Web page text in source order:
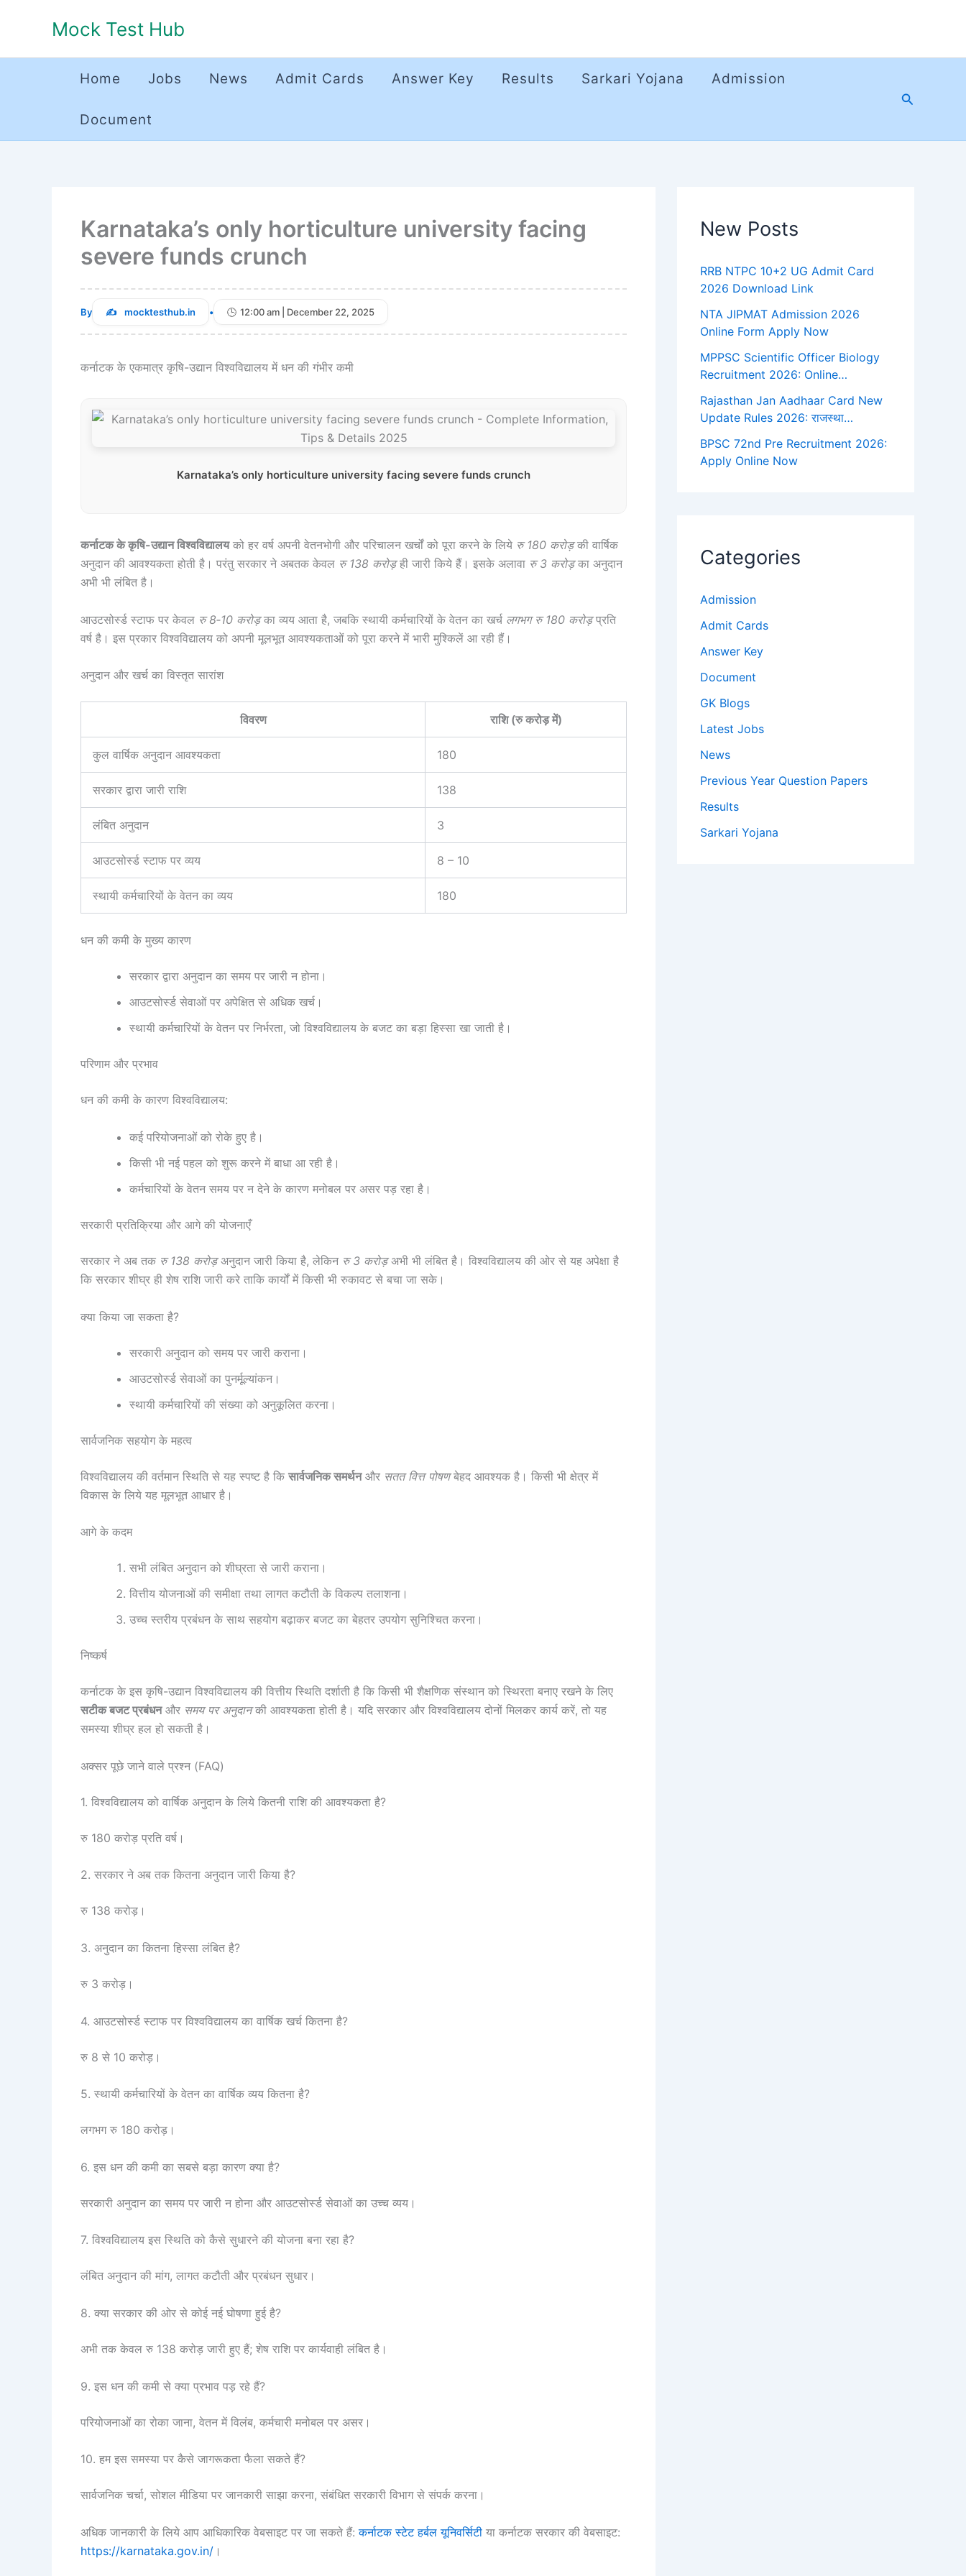
Mock Test Hub
Home Jobs News Admit Cards Answer Key Results Sarkari Yojana Admission
Document
Search
Karnataka’s only horticulture university facing
severe funds crunch
By mocktesthub.in • 12:00 am | December 22, 2025
कर्नाटक के एकमात्र कृषि-उद्यान विश्वविद्यालय में धन की गंभीर कमी
Karnataka’s only horticulture university facing severe funds crunch
कर्नाटक के कृषि-उद्यान विश्वविद्यालयको हर वर्ष अपनी वेतनभोगी और परिचालन खर्चों को पूरा करने के लिये रु 180 करोड़की वार्षिक
अनुदान की आवश्यकता होती है। परंतु सरकार ने अबतक केवल रु 138 करोड़ही जारी किये हैं। इसके अलावा रु 3 करोड़का अनुदान
अभी भी लंबित है।
आउटसोर्स्ड स्टाफ पर केवल रु 8‑10 करोड़का व्यय आता है, जबकि स्थायी कर्मचारियों के वेतन का खर्च लगभग रु 180 करोड़प्रति
वर्ष है। इस प्रकार विश्वविद्यालय को अपनी मूलभूत आवश्यकताओं को पूरा करने में भारी मुश्किलें आ रही हैं।
अनुदान और खर्च का विस्तृत सारांश
विवरण राशि (रु करोड़ में)
कुल वार्षिक अनुदान आवश्यकता 180
सरकार द्वारा जारी राशि 138
लंबित अनुदान 3
आउटसोर्स्ड स्टाफ पर व्यय 8 – 10
स्थायी कर्मचारियों के वेतन का व्यय 180
धन की कमी के मुख्य कारण
सरकार द्वारा अनुदान का समय पर जारी न होना।
आउटसोर्स्ड सेवाओं पर अपेक्षित से अधिक खर्च।
स्थायी कर्मचारियों के वेतन पर निर्भरता, जो विश्वविद्यालय के बजट का बड़ा हिस्सा खा जाती है।
परिणाम और प्रभाव
धन की कमी के कारण विश्वविद्यालय:
कई परियोजनाओं को रोके हुए है।
किसी भी नई पहल को शुरू करने में बाधा आ रही है।
कर्मचारियों के वेतन समय पर न देने के कारण मनोबल पर असर पड़ रहा है।
सरकारी प्रतिक्रिया और आगे की योजनाएँ
सरकार ने अब तक रु 138 करोड़अनुदान जारी किया है, लेकिन रु 3 करोड़अभी भी लंबित है। विश्वविद्यालय की ओर से यह अपेक्षा है
कि सरकार शीघ्र ही शेष राशि जारी करे ताकि कार्यों में किसी भी रुकावट से बचा जा सके।
क्या किया जा सकता है?
सरकारी अनुदान को समय पर जारी कराना।
आउटसोर्स्ड सेवाओं का पुनर्मूल्यांकन।
स्थायी कर्मचारियों की संख्या को अनुकूलित करना।
सार्वजनिक सहयोग के महत्व
विश्वविद्यालय की वर्तमान स्थिति से यह स्पष्ट है कि सार्वजनिक समर्थनऔर सतत वित्त पोषणबेहद आवश्यक है। किसी भी क्षेत्र में
विकास के लिये यह मूलभूत आधार है।
आगे के कदम
सभी लंबित अनुदान को शीघ्रता से जारी कराना।
वित्तीय योजनाओं की समीक्षा तथा लागत कटौती के विकल्प तलाशना।
उच्च स्तरीय प्रबंधन के साथ सहयोग बढ़ाकर बजट का बेहतर उपयोग सुनिश्चित करना।
निष्कर्ष
कर्नाटक के इस कृषि-उद्यान विश्वविद्यालय की वित्तीय स्थिति दर्शाती है कि किसी भी शैक्षणिक संस्थान को स्थिरता बनाए रखने के लिए
सटीक बजट प्रबंधनऔर समय पर अनुदानकी आवश्यकता होती है। यदि सरकार और विश्वविद्यालय दोनों मिलकर कार्य करें, तो यह
समस्या शीघ्र हल हो सकती है।
अक्सर पूछे जाने वाले प्रश्न (FAQ)
1. विश्वविद्यालय को वार्षिक अनुदान के लिये कितनी राशि की आवश्यकता है?
रु 180 करोड़ प्रति वर्ष।
2. सरकार ने अब तक कितना अनुदान जारी किया है?
रु 138 करोड़।
3. अनुदान का कितना हिस्सा लंबित है?
रु 3 करोड़।
4. आउटसोर्स्ड स्टाफ पर विश्वविद्यालय का वार्षिक खर्च कितना है?
रु 8 से 10 करोड़।
5. स्थायी कर्मचारियों के वेतन का वार्षिक व्यय कितना है?
लगभग रु 180 करोड़।
6. इस धन की कमी का सबसे बड़ा कारण क्या है?
सरकारी अनुदान का समय पर जारी न होना और आउटसोर्स्ड सेवाओं का उच्च व्यय।
7. विश्वविद्यालय इस स्थिति को कैसे सुधारने की योजना बना रहा है?
लंबित अनुदान की मांग, लागत कटौती और प्रबंधन सुधार।
8. क्या सरकार की ओर से कोई नई घोषणा हुई है?
अभी तक केवल रु 138 करोड़ जारी हुए हैं; शेष राशि पर कार्यवाही लंबित है।
9. इस धन की कमी से क्या प्रभाव पड़ रहे हैं?
परियोजनाओं का रोका जाना, वेतन में विलंब, कर्मचारी मनोबल पर असर।
10. हम इस समस्या पर कैसे जागरूकता फैला सकते हैं?
सार्वजनिक चर्चा, सोशल मीडिया पर जानकारी साझा करना, संबंधित सरकारी विभाग से संपर्क करना।
अधिक जानकारी के लिये आप आधिकारिक वेबसाइट पर जा सकते हैं:कर्नाटक स्टेट हर्बल यूनिवर्सिटी या कर्नाटक सरकार की वेबसाइट:
https://karnataka.gov.in/ ।
New Posts
RRB NTPC 10+2 UG Admit Card
2026 Download Link
NTA JIPMAT Admission 2026
Online Form Apply Now
MPPSC Scientific Officer Biology
Recruitment 2026: Online…
Rajasthan Jan Aadhaar Card New
Update Rules 2026: राजस्था…
BPSC 72nd Pre Recruitment 2026:
Apply Online Now
Categories
Admission
Admit Cards
Answer Key
Document
GK Blogs
Latest Jobs
News
Previous Year Question Papers
Results
Sarkari Yojana